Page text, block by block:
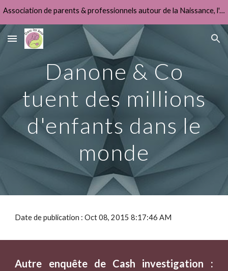
Association de parents & professionnels autour de la Naissance, l'Allaitement & la Fonction Parentale
Danone & Co
tuent des millions
d'enfants dans le
monde
Date de publication : Oct 08, 2015 8:17:46 AM
Autre enquête de Cash investigation :